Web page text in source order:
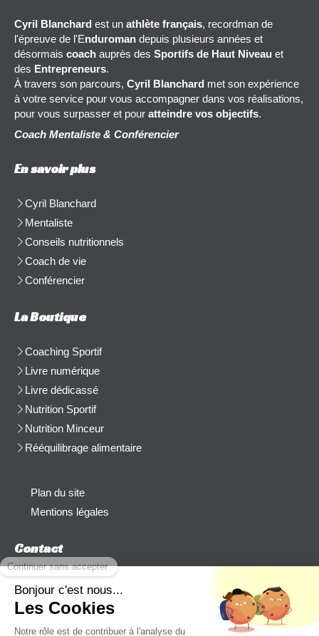
Cyril Blanchard est un athlète français, recordman de
l'épreuve de l'Enduroman depuis plusieurs années et
désormais coach auprès des Sportifs de Haut Niveau et
des Entrepreneurs.
À travers son parcours, Cyril Blanchard met son expérience
à votre service pour vous accompagner dans vos réalisations,
pour vous surpasser et pour atteindre vos objectifs.
Coach Mentaliste & Conférencier
En savoir plus
Cyril Blanchard
Mentaliste
Conseils nutritionnels
Coach de vie
Conférencier
La Boutique
Coaching Sportif
Livre numérique
Livre dédicassé
Nutrition Sportif
Nutrition Minceur
Rééquilibrage alimentaire
Plan du site
Mentions légales
Contact
Afficher le téléphone
cblanchard@beep-consulting.com